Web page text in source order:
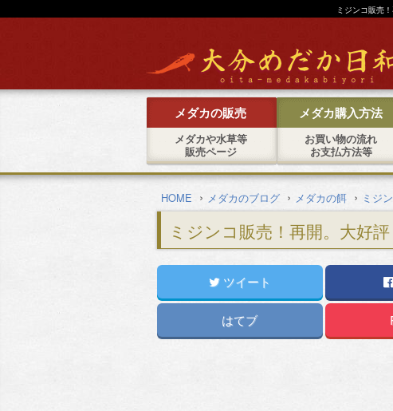
ミジンコ販売
メダカの販売
メダカや水草等
販売ページ
メダカ購入方法
お買い物の流れ
お支払方法等
HOME › メダカのブログ › メダカの餌 › ミジ
ミジンコ販売！再開。大好評
ツイート
はてブ